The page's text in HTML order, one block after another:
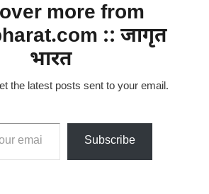
more from
:: जागृत
भारत
the latest posts sent to your email.
Subscribe